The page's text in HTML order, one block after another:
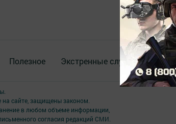
Полезное Экстренные службы Наш
сайте, защищены законом.
в любом объеме информации,
согласия редакций СМИ.